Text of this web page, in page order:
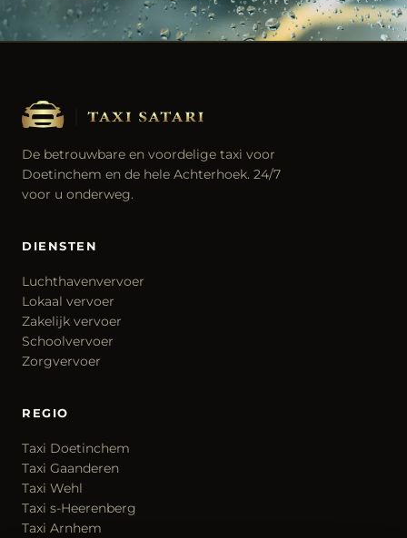
De betrouwbare en voordelige taxi voor
Doetinchem en de hele Achterhoek. 24/7
voor u onderweg.
DIENSTEN
Luchthavenvervoer
Lokaal vervoer
Zakelijk vervoer
Schoolvervoer
Zorgvervoer
REGIO
Taxi Doetinchem
Taxi Gaanderen
Taxi Wehl
Taxi s-Heerenberg
Taxi Arnhem